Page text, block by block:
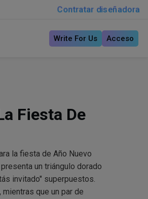
Contratar diseñadora
Write For Us Acceso
Fiesta De
la fiesta de Año Nuevo
un triángulo dorado
invitado" superpuestos.
que un par de